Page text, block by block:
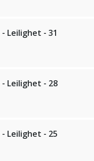
Leilighet - 31
Leilighet - 28
Leilighet - 25